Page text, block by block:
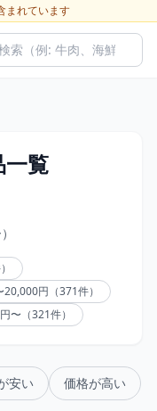
まれています
一覧
円（371件）
〜（321件）
安い 価格が高い